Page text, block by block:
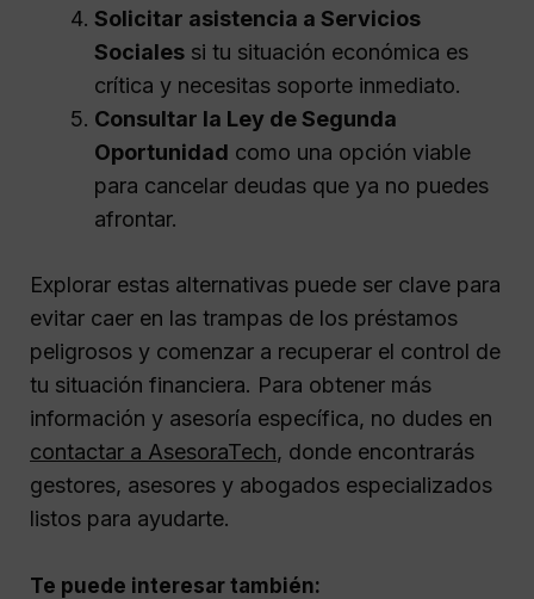
Solicitar asistencia a Servicios
Sociales si tu situación económica es
crítica y necesitas soporte inmediato.
Consultar la Ley de Segunda
Oportunidad como una opción viable
para cancelar deudas que ya no puedes
afrontar.
Explorar estas alternativas puede ser clave para
evitar caer en las trampas de los préstamos
peligrosos y comenzar a recuperar el control de
tu situación financiera. Para obtener más
información y asesoría específica, no dudes en
contactar a AsesoraTech, donde encontrarás
gestores, asesores y abogados especializados
listos para ayudarte.
Te puede interesar también: